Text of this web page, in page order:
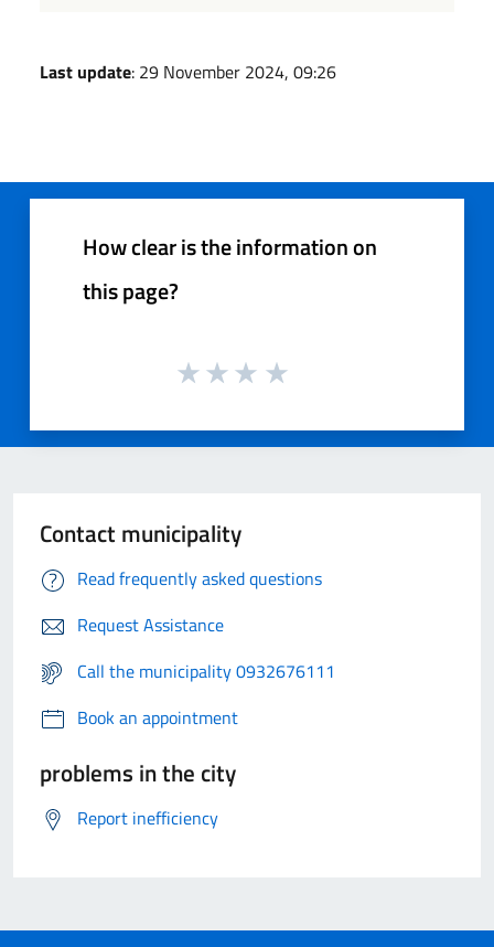
Last update: 29 November 2024, 09:26
How clear is the information on
this page?
Contact municipality
Read frequently asked questions
Request Assistance
Call the municipality 0932676111
Book an appointment
problems in the city
Report inefficiency